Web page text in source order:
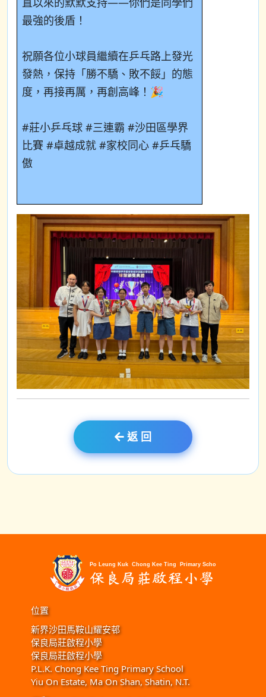
最強的後盾！
祝願各位小球員繼續在乒乓路上發光
發熱，保持「勝不驕、敗不餒」的態
度，再接再厲，再創高峰！🎉
#莊小乒乓球 #三連霸 #沙田區學界
比賽 #卓越成就 #家校同心 #乒乓驕
傲
返 回
位置
新界沙田馬鞍山耀安邨
保良局莊啟程小學
保良局莊啟程小學
P.L.K. Chong Kee Ting Primary School
Yiu On Estate, Ma On Shan, Shatin, N.T.